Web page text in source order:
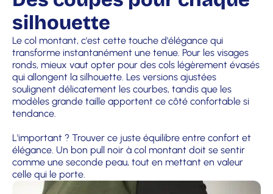
silhouette
Le col montant, c'est cette touche d'élégance qui
transforme instantanément une tenue. Pour les visages
ronds, mieux vaut opter pour des cols légèrement évasés
qui allongent la silhouette. Les versions ajustées
soulignent délicatement les courbes, tandis que les
modèles grande taille apportent ce côté confortable si
tendance.
L'important ? Trouver ce juste équilibre entre confort et
élégance. Un bon pull noir à col montant doit se sentir
comme une seconde peau, tout en mettant en valeur
celle qui le porte.